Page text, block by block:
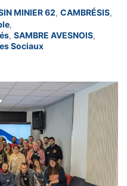
MINIER 62, CAMBRÉSIS,
,
, SAMBRE AVESNOIS,
Sociaux